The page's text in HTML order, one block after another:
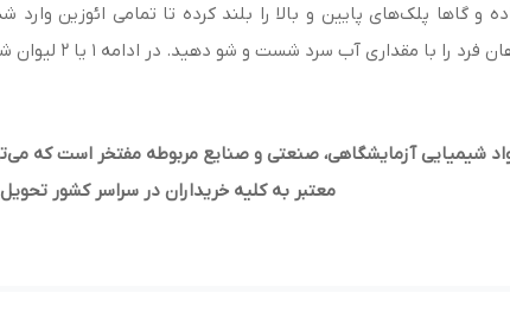
داده و گاها پلک‌های پایین و بالا را بلند کرده تا تمامی ائوزین
دهید. در ادامه 1 یا 2 لیوان شیر یا آب به فرد قربانی داده و بلافاصله استفراغ ایجاد کنید.
شیمیایی آزمایشگاهی، صنعتی و صنایع مربوطه مفتخر است که
معتبر به کلیه خریداران در سراسر کشور